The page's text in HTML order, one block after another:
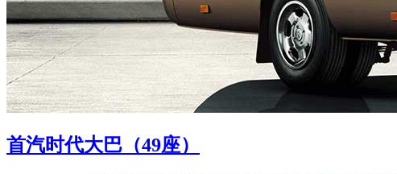
首汽时代大巴（49座）